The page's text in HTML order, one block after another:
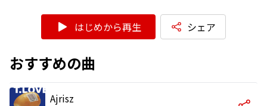
はじめから再生 シェア
おすすめの曲
Ajrisz